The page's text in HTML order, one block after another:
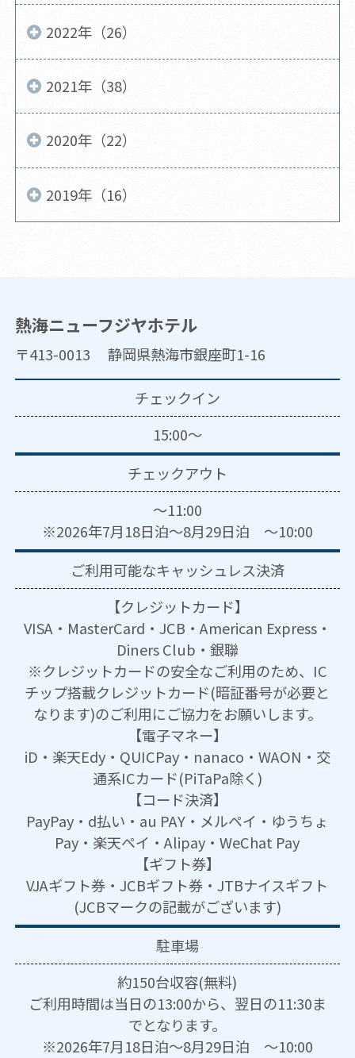
2022年（26）
2021年（38）
2020年（22）
2019年（16）
熱海ニューフジヤホテル
〒413-0013 静岡県熱海市銀座町1-16
チェックイン
15:00～
チェックアウト
～11:00
※2026年7月18日泊～8月29日泊 ～10:00
ご利用可能なキャッシュレス決済
【クレジットカード】
VISA・MasterCard・JCB・American Express・
Diners Club・銀聯
※クレジットカードの安全なご利用のため、IC
チップ搭載クレジットカード(暗証番号が必要と
なります)のご利用にご協力をお願いします。
【電子マネー】
iD・楽天Edy・QUICPay・nanaco・WAON・交
通系ICカード(PiTaPa除く)
【コード決済】
PayPay・d払い・au PAY・メルペイ・ゆうちょ
Pay・楽天ペイ・Alipay・WeChat Pay
【ギフト券】
VJAギフト券・JCBギフト券・JTBナイスギフト
(JCBマークの記載がございます)
駐車場
約150台収容(無料)
ご利用時間は当日の13:00から、翌日の11:30ま
でとなります。
※2026年7月18日泊～8月29日泊 ～10:00